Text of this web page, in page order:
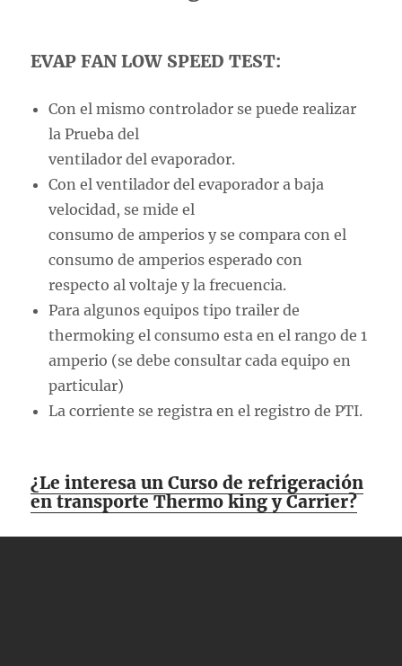
EVAP FAN LOW SPEED TEST:
Con el mismo controlador se puede realizar
la Prueba del
ventilador del evaporador.
Con el ventilador del evaporador a baja
velocidad, se mide el
consumo de amperios y se compara con el
consumo de amperios esperado con
respecto al voltaje y la frecuencia.
Para algunos equipos tipo trailer de
thermoking el consumo esta en el rango de 1
amperio (se debe consultar cada equipo en
particular)
La corriente se registra en el registro de PTI.
¿Le interesa un Curso de refrigeración
en transporte Thermo king y Carrier?